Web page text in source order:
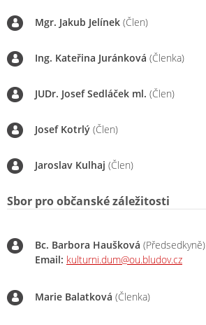
Mgr. Jakub Jelínek (Člen)
Ing. Kateřina Juránková (Členka)
JUDr. Josef Sedláček ml. (Člen)
Josef Kotrlý (Člen)
Jaroslav Kulhaj (Člen)
Sbor pro občanské záležitosti
Bc. Barbora Haušková (Předsedkyně)
Email: kulturni.dum@ou.bludov.cz
Marie Balatková (Členka)